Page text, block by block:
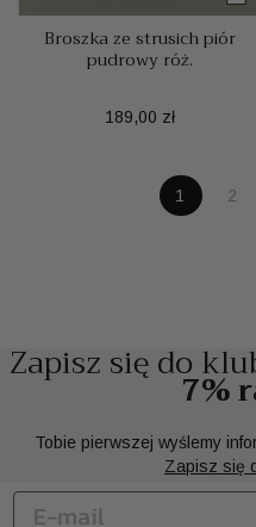
Broszka ze strusich piór
pudrowy róż.
Cena
189,00 zł
1 2
Zapisz się do
7%
Tobie pierwszej wyślemy
Zapisz się